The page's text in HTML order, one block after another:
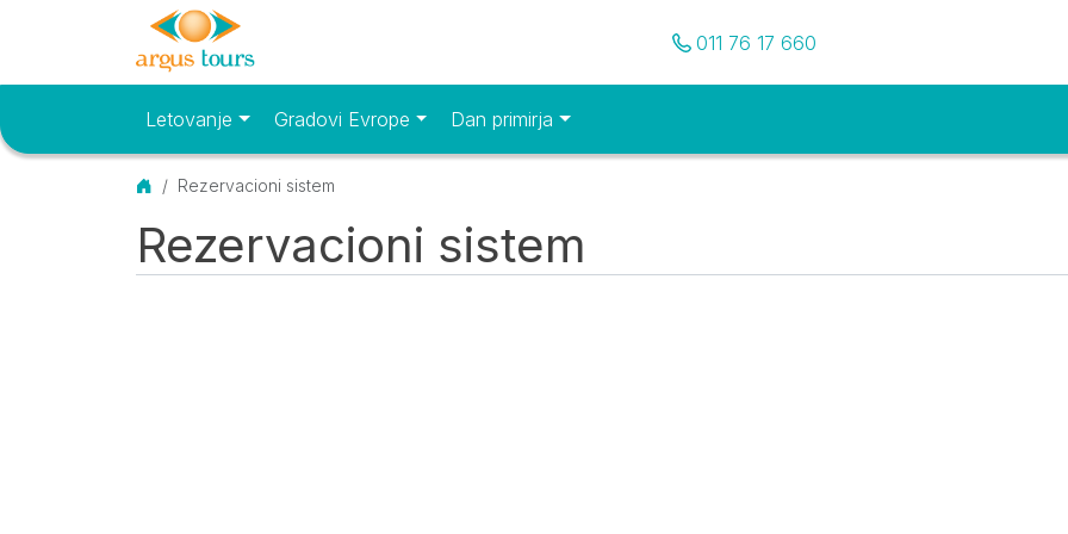
Pozovite nas
011 76 17 660
Osnovni meniLetovanje Gradovi Evrope Dan primirja
Početna
Rezervacioni sistem
Rezervacioni sistem